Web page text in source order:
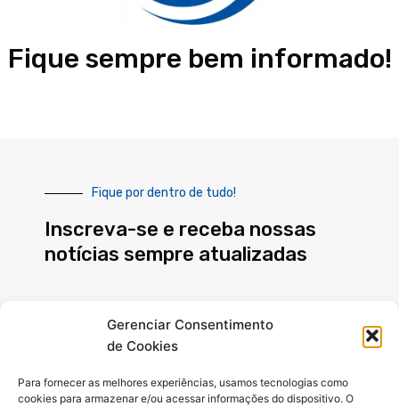
Gerenciar Consentimento
de Cookies
Para fornecer as melhores experiências, usamos tecnologias como
cookies para armazenar e/ou acessar informações do dispositivo. O
Fique sempre bem informado!
Fique por dentro de tudo!
Inscreva-se e receba nossas
notícias sempre atualizadas
INSCREVER